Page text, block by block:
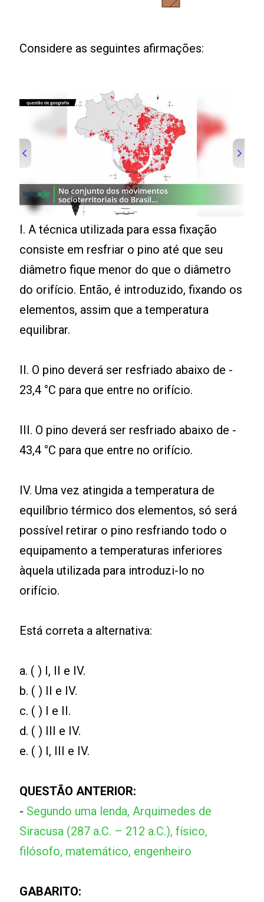
Considere as seguintes afirmações:
I. A técnica utilizada para essa fixação
consiste em resfriar o pino até que seu
diâmetro fique menor do que o diâmetro
do orifício. Então, é introduzido, fixando os
elementos, assim que a temperatura
equilibrar.
II. O pino deverá ser resfriado abaixo de -
23,4 °C para que entre no orifício.
III. O pino deverá ser resfriado abaixo de -
43,4 °C para que entre no orifício.
IV. Uma vez atingida a temperatura de
equilíbrio térmico dos elementos, só será
possível retirar o pino resfriando todo o
equipamento a temperaturas inferiores
àquela utilizada para introduzi-lo no
orifício.
Está correta a alternativa:
a. ( ) I, II e IV.
b. ( ) II e IV.
c. ( ) I e II.
d. ( ) III e IV.
e. ( ) I, III e IV.
QUESTÃO ANTERIOR:
- Segundo uma lenda, Arquimedes de
Siracusa (287 a.C. – 212 a.C.), físico,
filósofo, matemático, engenheiro
GABARITO: